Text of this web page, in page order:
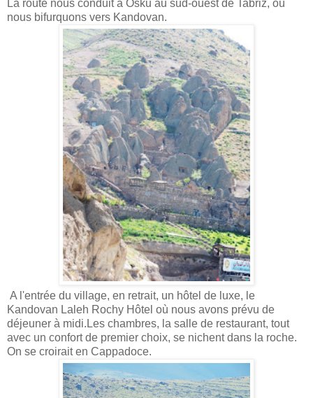
La route nous conduit à Osku au sud-ouest de Tabriz, où
nous bifurquons vers Kandovan.
A l'entrée du village, en retrait, un hôtel de luxe, le
Kandovan Laleh Rochy Hôtel où nous avons prévu de
déjeuner à midi.Les chambres, la salle de restaurant, tout
avec un confort de premier choix, se nichent dans la roche.
On se croirait en Cappadoce.